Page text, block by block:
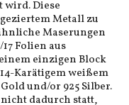
wird. Diese
Metall zu
Maserungen
Folien aus
einzigen Block
Karätigem weißem
und/or 925 Silber.
dadurch statt,